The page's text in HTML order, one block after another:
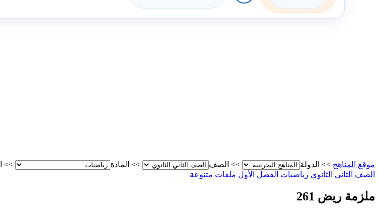
موقع المناهج >> الدولة >> الصف >> المادة >>
الصف الثاني الثانوي رياضيات الفصل الأول ملفات متنوعة
ملزمة ريض 261